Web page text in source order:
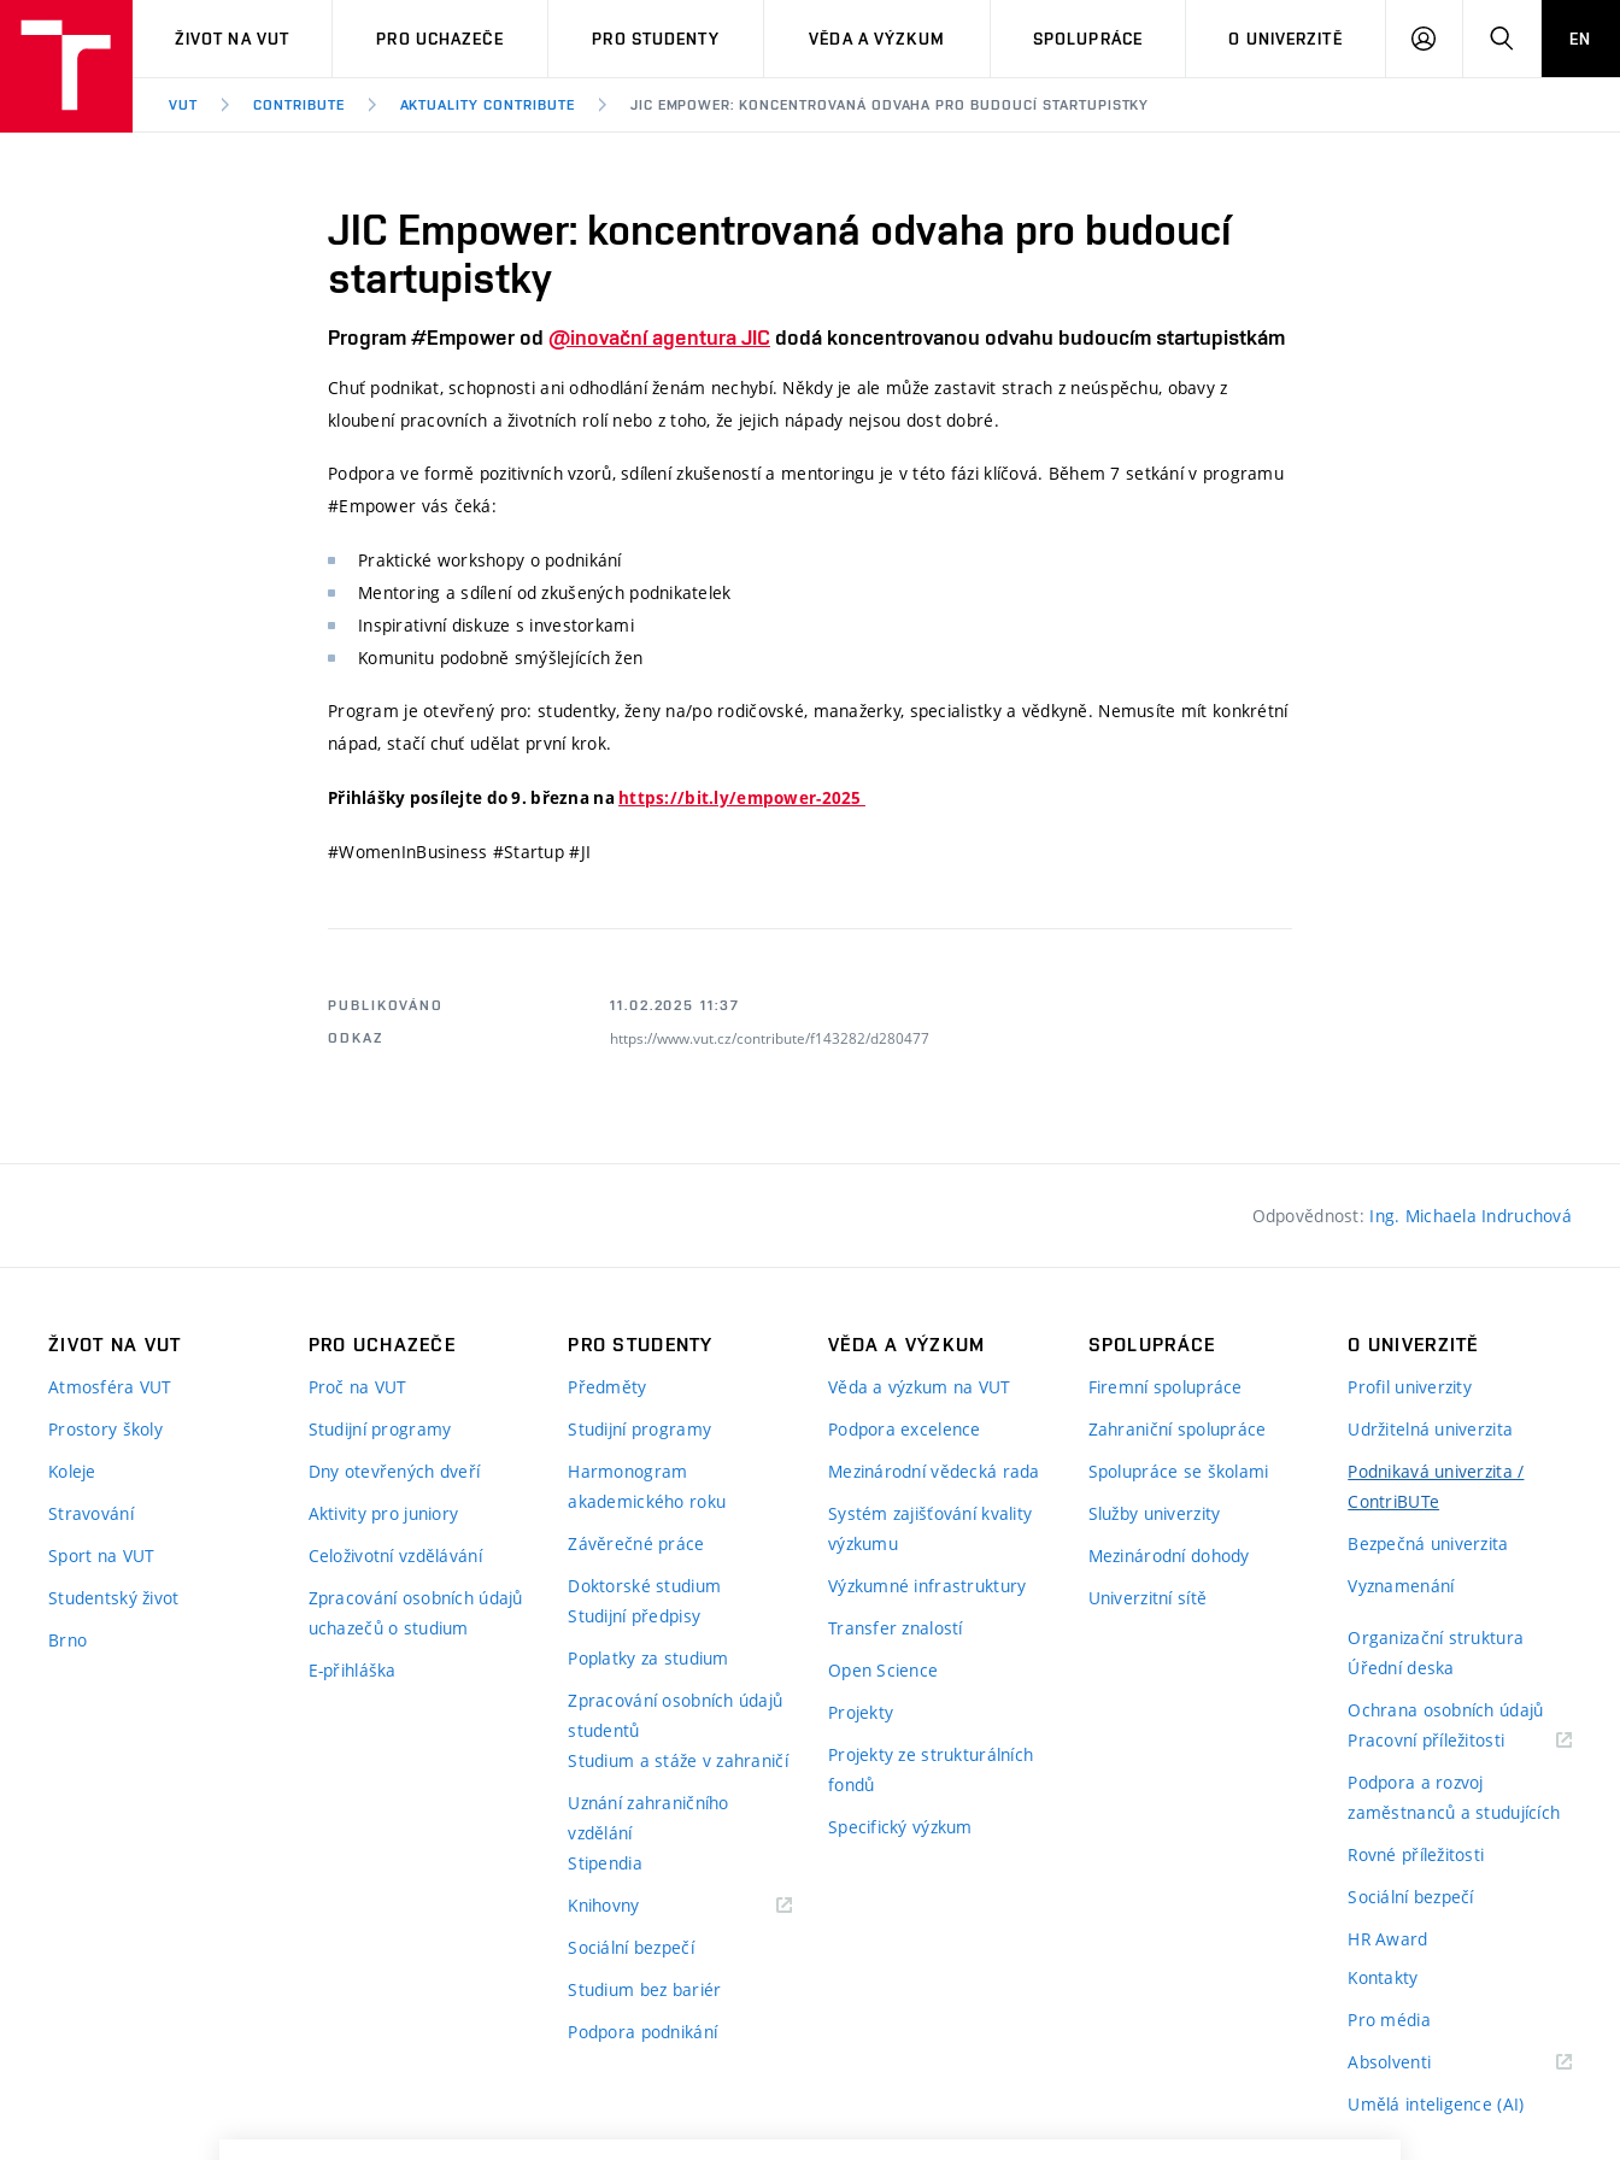
VUT
ŽIVOT NA VUT PRO UCHAZEČE PRO STUDENTY VĚDA A VÝZKUM SPOLUPRÁCE O UNIVERZITĚ
PŘIHLÁSIT HLEDATEN
VUT CONTRIBUTE AKTUALITY CONTRIBUTE JIC EMPOWER: KONCENTROVANÁ ODVAHA PRO BUDOUCÍ STARTUPISTKY
JIC Empower: koncentrovaná odvaha pro budoucí
startupistky
Program #Empower od @inovační agentura JIC dodá koncentrovanou odvahu budoucím startupistkám
Chuť podnikat, schopnosti ani odhodlání ženám nechybí. Někdy je ale může zastavit strach z neúspěchu, obavy z
kloubení pracovních a životních rolí nebo z toho, že jejich nápady nejsou dost dobré.
Podpora ve formě pozitivních vzorů, sdílení zkušeností a mentoringu je v této fázi klíčová. Během 7 setkání v programu
#Empower vás čeká:
Praktické workshopy o podnikání
Mentoring a sdílení od zkušených podnikatelek
Inspirativní diskuze s investorkami
Komunitu podobně smýšlejících žen
Program je otevřený pro: studentky, ženy na/po rodičovské, manažerky, specialistky a vědkyně. Nemusíte mít konkrétní
nápad, stačí chuť udělat první krok.
Přihlášky posílejte do 9. března na https://bit.ly/empower-2025
#WomenInBusiness #Startup #JI
PUBLIKOVÁNO
11.02.2025 11:37
ODKAZ
https://www.vut.cz/contribute/f143282/d280477
Odpovědnost: Ing. Michaela Indruchová
ŽIVOT NA VUT
Atmosféra VUT
Prostory školy
Koleje
Stravování
Sport na VUT
Studentský život
Brno
PRO UCHAZEČE
Proč na VUT
Studijní programy
Dny otevřených dveří
Aktivity pro juniory
Celoživotní vzdělávání
Zpracování osobních údajů
uchazečů o studium
E-přihláška
PRO STUDENTY
Předměty
Studijní programy
Harmonogram
akademického roku
Závěrečné práce
Doktorské studium
Studijní předpisy
Poplatky za studium
Zpracování osobních údajů
studentů
Studium a stáže v zahraničí
Uznání zahraničního
vzdělání
Stipendia
Knihovny(externí
Sociální bezpečí
Studium bez bariér
Podpora podnikání
VĚDA A VÝZKUM
Věda a výzkum na VUT
Podpora excelence
Mezinárodní vědecká rada
Systém zajišťování kvality
výzkumu
Výzkumné infrastruktury
Transfer znalostí
Open Science
Projekty
Projekty ze strukturálních
fondů
Specifický výzkum
SPOLUPRÁCE
Firemní spolupráce
Zahraniční spolupráce
Spolupráce se školami
Služby univerzity
Mezinárodní dohody
Univerzitní sítě
O UNIVERZITĚ
Profil univerzity
Udržitelná univerzita
Podnikavá univerzita /
ContriBUTe
Bezpečná univerzita
Vyznamenání
Organizační struktura
Úřední deska
Ochrana osobních údajů
Pracovní příležitosti(externí
Podpora a rozvoj
zaměstnanců a studujících
Rovné příležitosti
Sociální bezpečí
HR Award
Kontakty
Pro média
Absolventi(externí
Umělá inteligence (AI)